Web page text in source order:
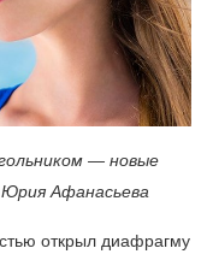
— новые
Афанасьева
открыл диафрагму